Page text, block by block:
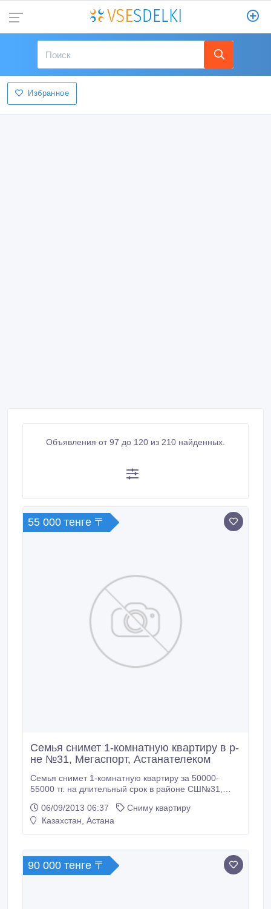
Избранное
Объявления от 97 до 120 из 210 найденных.
55 000 тенге 〒
Семья снимет 1-комнатную квартиру в р-
не №31, Мегаспорт, Астанателеком
Семья снимет 1-комнатную квартиру за 50000-
55000 тг. на длительный срок в районе СШ№31,
06/09/2013 06:37
Сниму квартиру
Казахстан, Астана
90 000 тенге 〒